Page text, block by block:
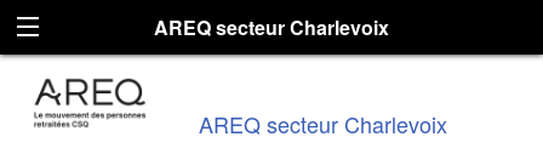
AREQ secteur Charlevoix
AREQ secteur Charlevoix